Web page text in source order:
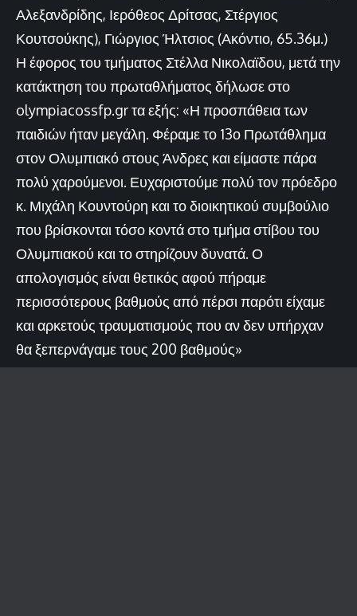
Αλεξανδρίδης, Ιερόθεος Δρίτσας, Στέργιος
Κουτσούκης), Γιώργιος Ήλτσιος (Ακόντιο, 65.36μ.)
Η έφορος του τμήματος Στέλλα Νικολαϊδου, μετά την
κατάκτηση του πρωταθλήματος δήλωσε στο
olympiacossfp.gr τα εξής: «Η προσπάθεια των
παιδιών ήταν μεγάλη. Φέραμε το 13ο Πρωτάθλημα
στον Ολυμπιακό στους Άνδρες και είμαστε πάρα
πολύ χαρούμενοι. Ευχαριστούμε πολύ τον πρόεδρο
κ. Μιχάλη Κουντούρη και το διοικητικού συμβούλιο
που βρίσκονται τόσο κοντά στο τμήμα στίβου του
Ολυμπιακού και το στηρίζουν δυνατά. Ο
απολογισμός είναι θετικός αφού πήραμε
περισσότερους βαθμούς από πέρσι παρότι είχαμε
και αρκετούς τραυματισμούς που αν δεν υπήρχαν
θα ξεπερνάγαμε τους 200 βαθμούς»